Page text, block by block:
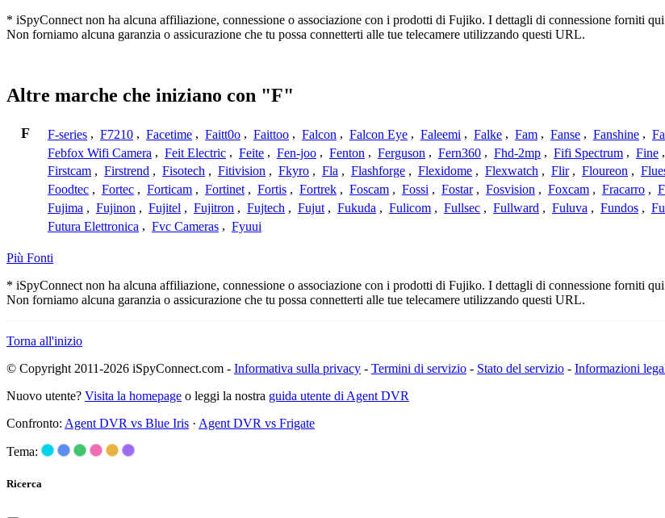
* iSpyConnect non ha alcuna affiliazione, connessione o associazione con i prodotti di Fujiko. I dettagli di connessione forniti
Non forniamo alcuna garanzia o assicurazione che tu possa connetterti alle tue telecamere utilizzando questi URL.
Altre marche che iniziano con "F"
F F-series , F7210 , Facetime , Faitt0o , Faittoo , Falcon , Falcon Eye , Faleemi , Falke , Fam , Fanse , Fanshine ,
Febfox Wifi Camera , Feit Electric , Feite , Fen-joo , Fenton , Ferguson , Fern360 , Fhd-2mp , Fifi Spectrum , Fine ,
Firstcam , Firstrend , Fisotech , Fitivision , Fkyro , Fla , Flashforge , Flexidome , Flexwatch , Flir , Floureon ,
Foodtec , Fortec , Forticam , Fortinet , Fortis , Fortrek , Foscam , Fossi , Fostar , Fosvision , Foxcam , Fracarro ,
Fujima , Fujinon , Fujitel , Fujitron , Fujtech , Fujut , Fukuda , Fulicom , Fullsec , Fullward , Fuluva , Fundos ,
Futura Elettronica , Fvc Cameras , Fyuui
Più Fonti
* iSpyConnect non ha alcuna affiliazione, connessione o associazione con i prodotti di Fujiko. I dettagli di connessione forniti
Non forniamo alcuna garanzia o assicurazione che tu possa connetterti alle tue telecamere utilizzando questi URL.
Torna all'inizio
© Copyright 2011-2026 iSpyConnect.com - Informativa sulla privacy - Termini di servizio - Stato del servizio - Informazioni
Nuovo utente? Visita la homepage o leggi la nostra guida utente di Agent DVR
Confronto: Agent DVR vs Blue Iris · Agent DVR vs Frigate
Tema:
Ricerca